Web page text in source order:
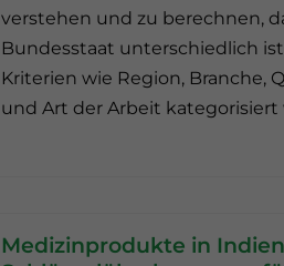
verstehen und zu berechnen,
Bundesstaat unterschiedlich
Kriterien wie Region, Branche,
und Art der Arbeit kategorisiert
Medizinprodukte in